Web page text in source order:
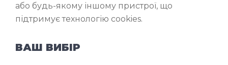
або будь-якому іншому пристрої, що
підтримує технологію cookies.
ВАШ ВИБІР